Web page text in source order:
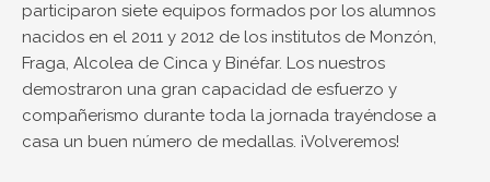
participaron siete equipos formados por los alumnos
nacidos en el 2011 y 2012 de los institutos de Monzón,
Fraga, Alcolea de Cinca y Binéfar. Los nuestros
demostraron una gran capacidad de esfuerzo y
compañerismo durante toda la jornada trayéndose a
casa un buen número de medallas. ¡Volveremos!